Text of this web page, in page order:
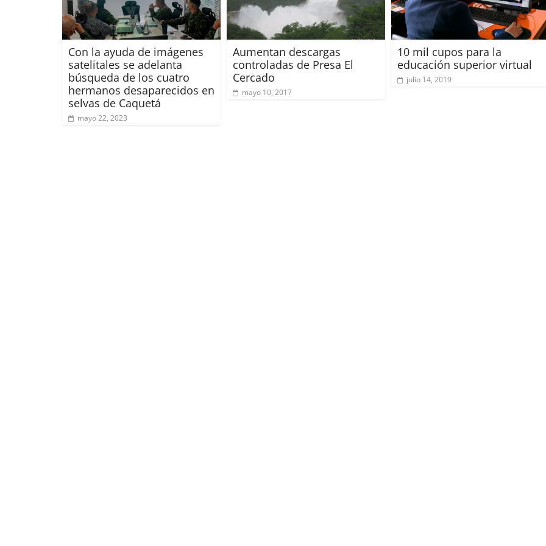
Con la ayuda de imágenes
satelitales se adelanta
búsqueda de los cuatro
hermanos desaparecidos en
selvas de Caquetá
mayo 22, 2023
⁠⁠⁠Aumentan descargas
controladas de Presa El
Cercado
mayo 10, 2017
10 mil cupos para la
educación superior virtual
julio 14, 2019